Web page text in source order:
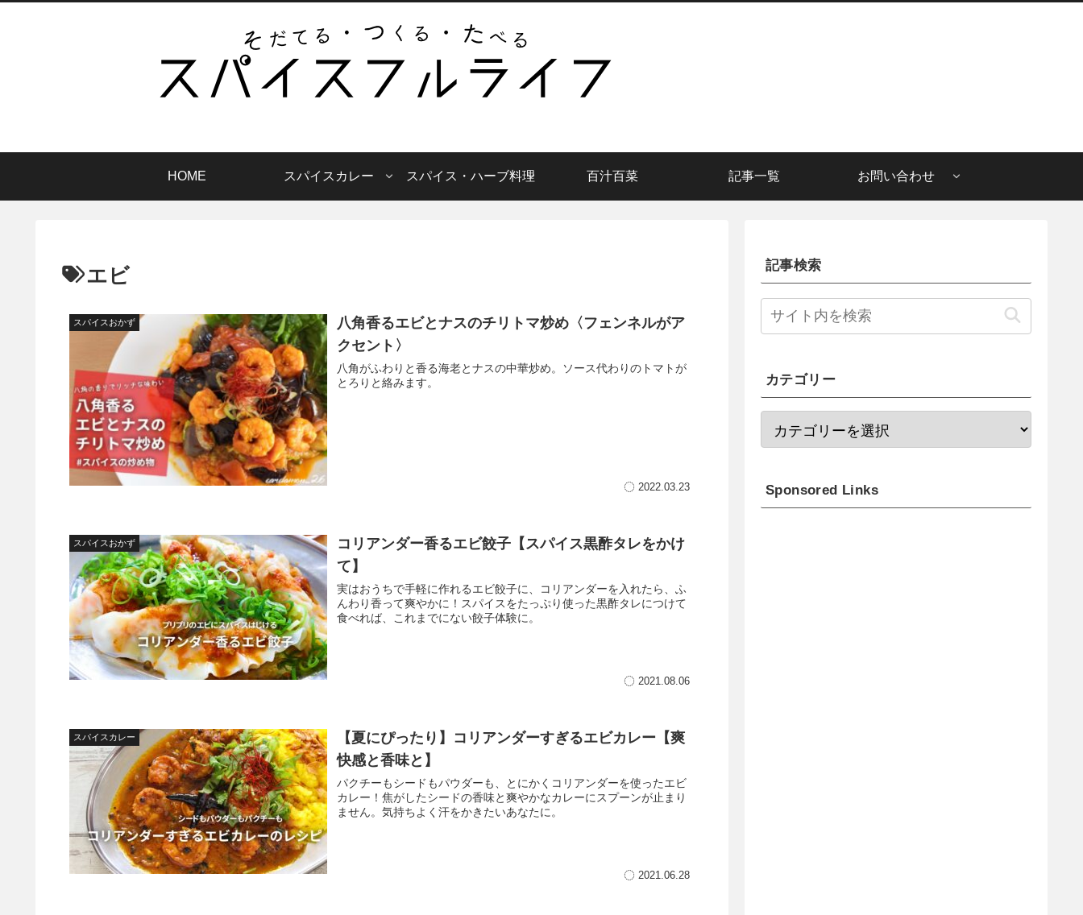
HOME スパイスカレー スパイス・ハーブ料理 百汁百菜 記事一覧 お問い合わせ
エビ
スパイスおかず
八角香るエビとナスのチリトマ炒め〈フェンネルがア
クセント〉
八角がふわりと香る海老とナスの中華炒め。ソース代わりのトマトが
とろりと絡みます。
2022.03.23
スパイスおかず
コリアンダー香るエビ餃子【スパイス黒酢タレをかけ
て】
実はおうちで手軽に作れるエビ餃子に、コリアンダーを入れたら、ふ
んわり香って爽やかに！スパイスをたっぷり使った黒酢タレにつけて
食べれば、これまでにない餃子体験に。
2021.08.06
スパイスカレー
【夏にぴったり】コリアンダーすぎるエビカレー【爽
快感と香味と】
パクチーもシードもパウダーも、とにかくコリアンダーを使ったエビ
カレー！焦がしたシードの香味と爽やかなカレーにスプーンが止まり
ません。気持ちよく汗をかきたいあなたに。
2021.06.28
記事検索
カテゴリー
Sponsored Links